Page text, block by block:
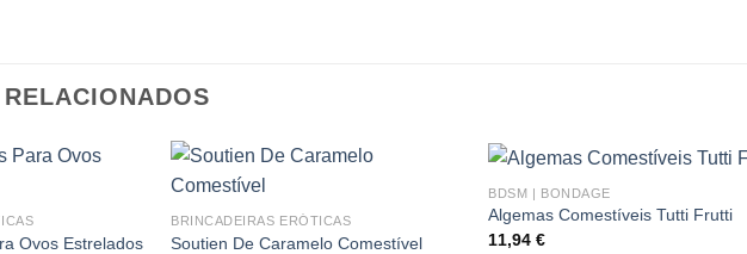
Ovos Estrelados
BRINCADEIRAS ERÓTICAS
Soutien De Caramelo Comestível
Add
BDSM | BONDAGE
Algemas Comestíveis Tutti Frutti
11,94€